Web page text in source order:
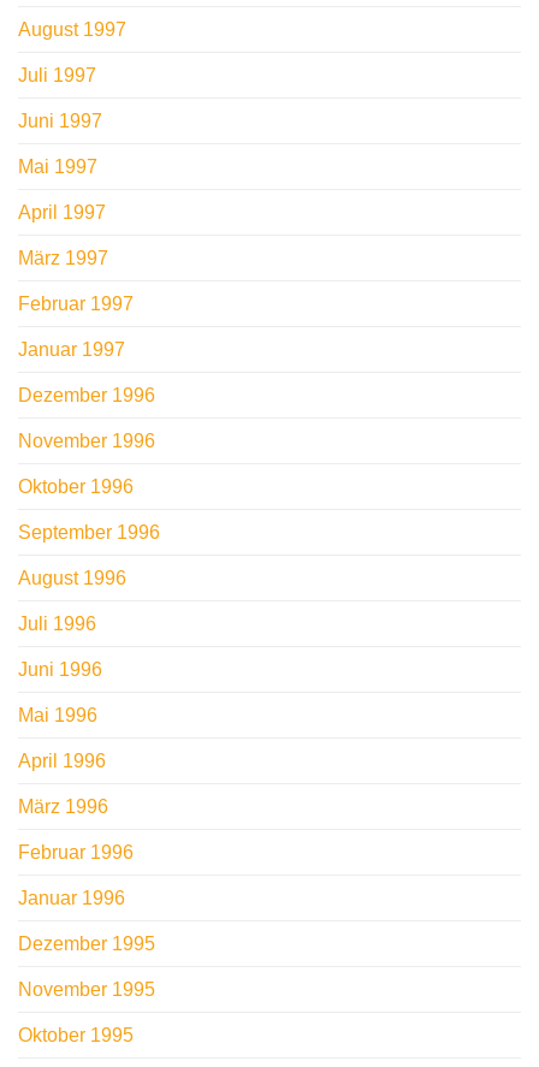
August 1997
Juli 1997
Juni 1997
Mai 1997
April 1997
März 1997
Februar 1997
Januar 1997
Dezember 1996
November 1996
Oktober 1996
September 1996
August 1996
Juli 1996
Juni 1996
Mai 1996
April 1996
März 1996
Februar 1996
Januar 1996
Dezember 1995
November 1995
Oktober 1995